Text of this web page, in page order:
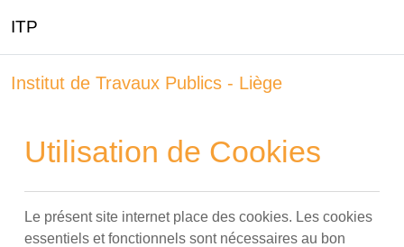
ITP
Institut de Travaux Publics - Liège
Utilisation de Cookies
Le présent site internet place des cookies. Les cookies
essentiels et fonctionnels sont nécessaires au bon